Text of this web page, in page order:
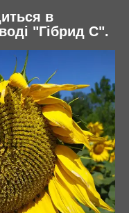
в
"Гібрид С".